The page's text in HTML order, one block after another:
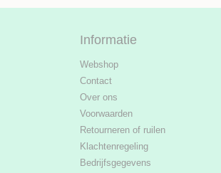
Informatie
Webshop
Contact
Over ons
Voorwaarden
Retourneren of ruilen
Klachtenregeling
Bedrijfsgegevens